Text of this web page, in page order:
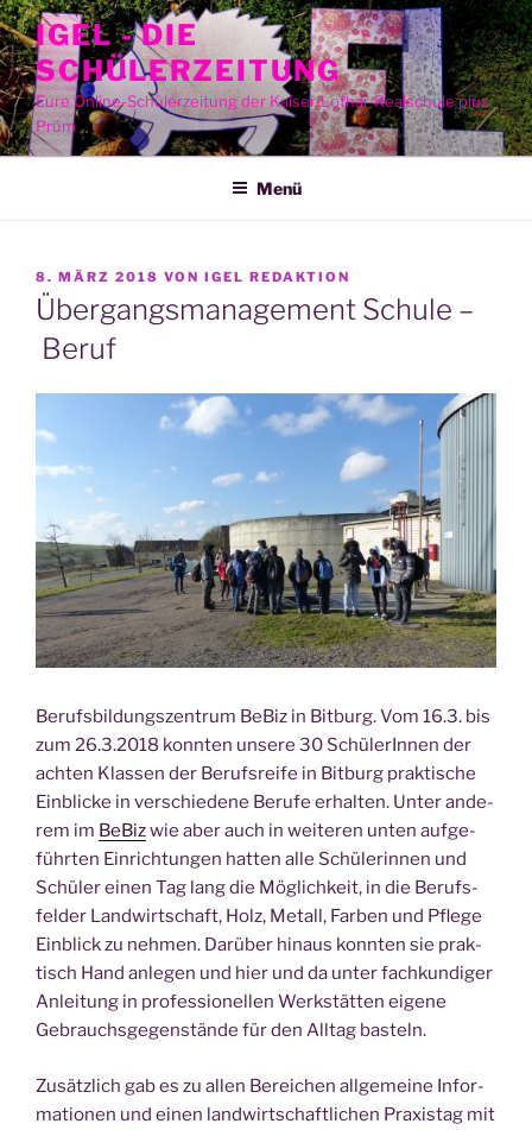
Zum
Inhalt
springen
IGEL - DIE
SCHÜLERZEITUNG
Eure Online-Schülerzeitung der Kaiser-Lothar-Realschule plus
Prüm
Menü
VERÖFFENTLICHT
AM
8. MÄRZ 2018 VON IGEL REDAKTION
Übergangsmanagement Schule –
Beruf
Berufs­bil­dungs­zen­trum BeBiz in Bit­burg. Vom 16.3. bis
zum 26.3.2018 konn­ten unse­re 30 Schü­le­rIn­nen der
ach­ten Klas­sen der Berufs­rei­fe in Bit­burg prak­ti­sche
Ein­bli­cke in ver­schie­de­ne Beru­fe erhal­ten. Unter ande­
rem im BeBizwie aber auch in wei­te­ren unten auf­ge­
führ­ten Ein­rich­tun­gen hat­ten alle Schü­le­rin­nen und
Schü­ler einen Tag lang die Mög­lich­keit, in die Berufs­
fel­der Land­wirt­schaft, Holz, Metall, Far­ben und Pfle­ge
Ein­blick zu neh­men. Dar­über hin­aus konn­ten sie prak­
tisch Hand anle­gen und hier und da unter fach­kun­di­ger
Anlei­tung in pro­fes­sio­nel­len Werk­stät­ten eige­ne
Gebrauchs­ge­gen­stän­de für den All­tag basteln.
Zusätz­lich gab es zu allen Berei­chen all­ge­mei­ne Infor­
ma­tio­nen und einen land­wirt­schaft­li­chen Pra­xis­tag mit